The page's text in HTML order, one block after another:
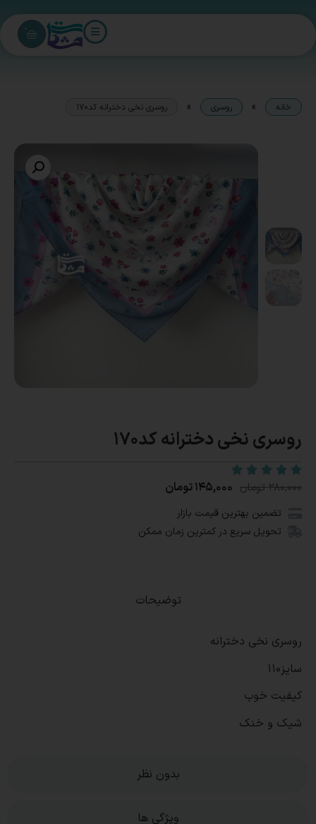
0
خانه » روسری » روسری نخی دخترانه کد170
روسری نخی دخترانه کد170
۲۸۰,۰۰۰ تومان ۱۴۵,۰۰۰تومان
تضمین بهترین قیمت بازار
تحویل سریع در کمترین زمان ممکن
توضیحات
بدون نظر
ویژگی ها
روسری نخی دخترانه
سایز110
کیفیت خوب
شیک و خنک